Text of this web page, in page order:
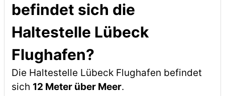
befindet sich die
Haltestelle Lübeck
Flughafen?
Die Haltestelle Lübeck Flughafen befindet
sich 12 Meter über Meer.